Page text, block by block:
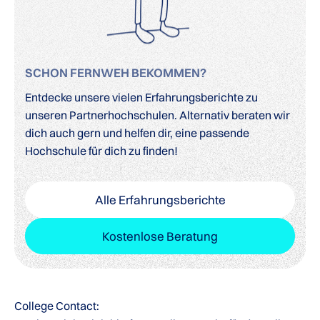
SCHON FERNWEH BEKOMMEN?
Entdecke unsere vielen Erfahrungsberichte zu
unseren Partnerhochschulen. Alternativ beraten wir
dich auch gern und helfen dir, eine passende
Hochschule für dich zu finden!
Alle Erfahrungsberichte
Kostenlose Beratung
College Contact: